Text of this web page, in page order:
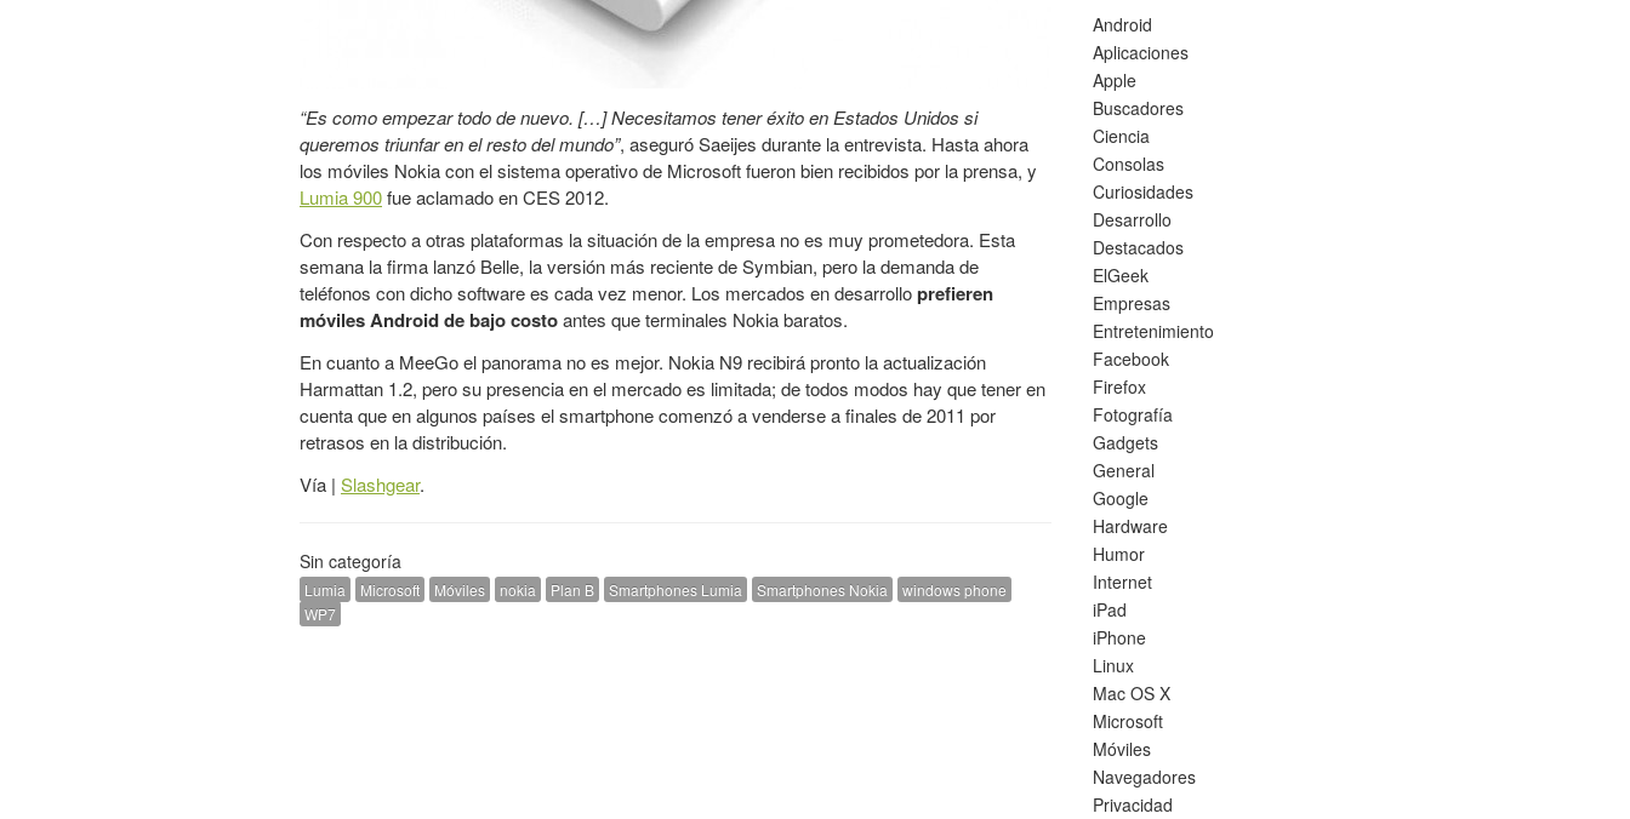
“Es como empezar todo de nuevo. […] Necesitamos tener éxito en Estados Unidos si
queremos triunfar en el resto del mundo”, aseguró Saeijes durante la entrevista. Hasta ahora
los móviles Nokia con el sistema operativo de Microsoft fueron bien recibidos por la prensa, y
Lumia 900fue aclamado en CES 2012.
Con respecto a otras plataformas la situación de la empresa no es muy prometedora. Esta
semana la firma lanzó Belle, la versión más reciente de Symbian, pero la demanda de
teléfonos con dicho software es cada vez menor. Los mercados en desarrolloprefieren
móviles Android de bajo costoantes que terminales Nokia baratos.
En cuanto a MeeGo el panorama no es mejor. Nokia N9 recibirá pronto la actualización
Harmattan 1.2, pero su presencia en el mercado es limitada; de todos modos hay que tener en
cuenta que en algunos países el smartphone comenzó a venderse a finales de 2011 por
retrasos en la distribución.
Vía | Slashgear.
Sin categoría
Lumia Microsoft Móviles nokia Plan B Smartphones Lumia Smartphones Nokia
windows phone
WP7
Android
Aplicaciones
Apple
Buscadores
Ciencia
Consolas
Curiosidades
Desarrollo
Destacados
ElGeek
Empresas
Entretenimiento
Facebook
Firefox
Fotografía
Gadgets
General
Google
Hardware
Humor
Internet
iPad
iPhone
Linux
Mac OS X
Microsoft
Móviles
Navegadores
Privacidad